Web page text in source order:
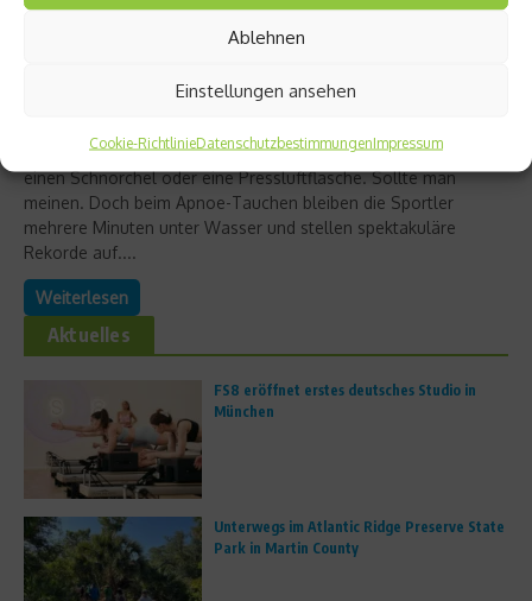
Ablehnen
Einstellungen ansehen
Cookie-RichtlinieDatenschutzbestimmungenImpressum
Apnoe Tauchen und Atemtraining
Wer länger als eine Minute unter Wasser bleiben will, braucht
einen Schnorchel oder eine Pressluftflasche. Sollte man
meinen. Doch beim Apnoe-Tauchen bleiben die Sportler
mehrere Minuten unter Wasser und stellen spektakuläre
Rekorde auf....
Weiterlesen
Aktuelles
FS8 eröffnet erstes deutsches Studio in
München
Unterwegs im Atlantic Ridge Preserve State
Park in Martin County